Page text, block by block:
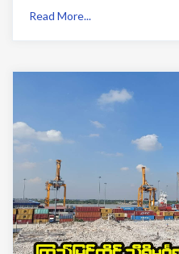
Read More...